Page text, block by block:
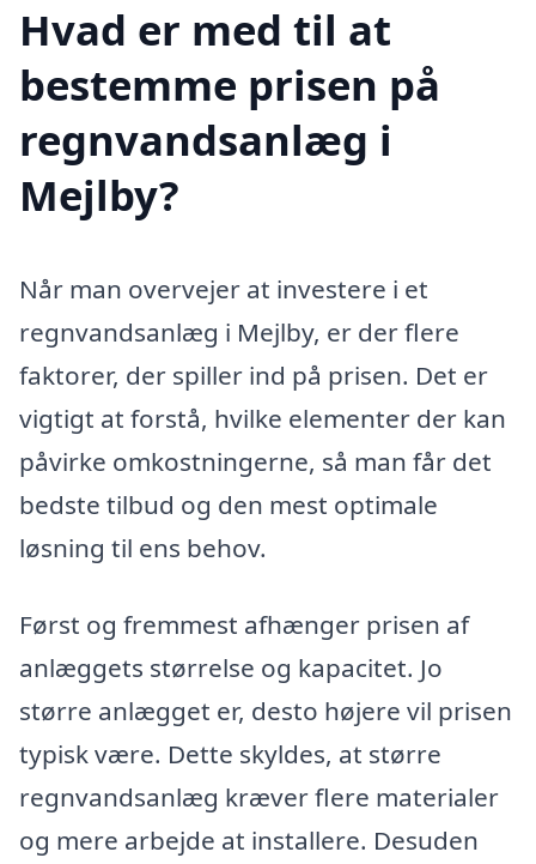
Hvad er med til at
bestemme prisen på
regnvandsanlæg i
Mejlby?
Når man overvejer at investere i et
regnvandsanlæg i Mejlby, er der flere
faktorer, der spiller ind på prisen. Det er
vigtigt at forstå, hvilke elementer der kan
påvirke omkostningerne, så man får det
bedste tilbud og den mest optimale
løsning til ens behov.
Først og fremmest afhænger prisen af
anlæggets størrelse og kapacitet. Jo
større anlægget er, desto højere vil prisen
typisk være. Dette skyldes, at større
regnvandsanlæg kræver flere materialer
og mere arbejde at installere. Desuden